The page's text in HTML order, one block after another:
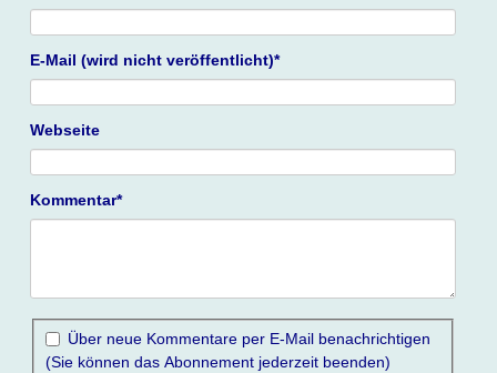
Pflichtfeld
E-Mail (wird nicht veröffentlicht)*
Webseite
Pflichtfeld
Kommentar*
Über neue Kommentare per E-Mail benachrichtigen
(Sie können das Abonnement jederzeit beenden)